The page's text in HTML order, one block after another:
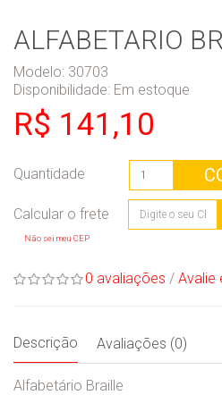
ALFABETARIO
Modelo: 30703
Disponibilidade: Em estoque
R$ 141,10
Quantidade
Não sei meu CEP
0 avaliações / Avalie
Descrição Avaliações (0)
Alfabetário Braille